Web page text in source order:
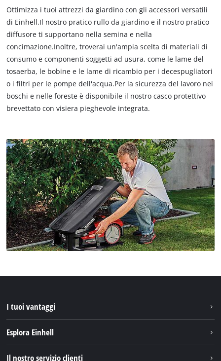
Ottimizza i tuoi attrezzi da giardino con gli accessori versatili
di Einhell.Il nostro pratico rullo da giardino e il nostro pratico
diffusore ti supportano nella semina e nella
concimazione.Inoltre, troverai un'ampia scelta di materiali di
consumo e componenti soggetti ad usura, come le lame del
tosaerba, le bobine e le lame di ricambio per i decespugliatori
o i filtri per le pompe dell'acqua.Per la sicurezza del lavoro nei
boschi e nelle foreste è disponibile il nostro casco protettivo
brevettato con visiera pieghevole integrata.
I tuoi vantaggi
Esplora Einhell
Il nostro servizio clienti